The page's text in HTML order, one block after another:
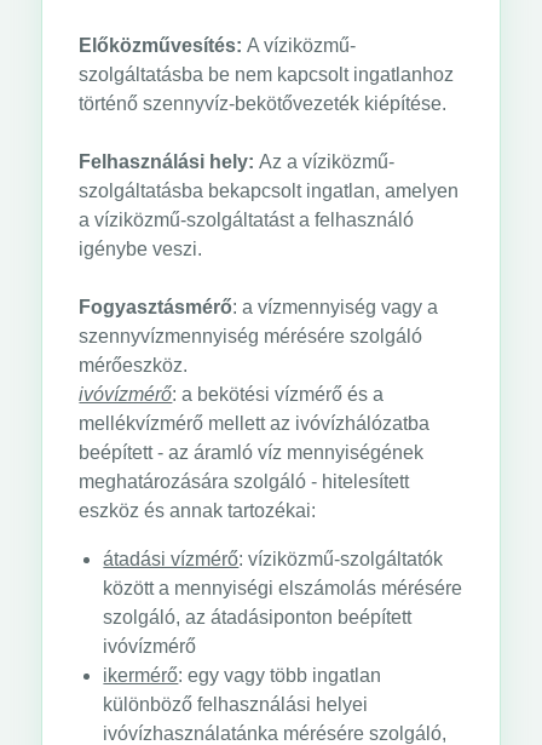
Előközművesítés: A víziközmű-
szolgáltatásba be nem kapcsolt ingatlanhoz
történő szennyvíz-bekötővezeték kiépítése.
Felhasználási hely: Az a víziközmű-
szolgáltatásba bekapcsolt ingatlan, amelyen
a víziközmű-szolgáltatást a felhasználó
igénybe veszi.
Fogyasztásmérő: a vízmennyiség vagy a
szennyvízmennyiség mérésére szolgáló
mérőeszköz.
ivóvízmérő: a bekötési vízmérő és a
mellékvízmérő mellett az ivóvízhálózatba
beépített - az áramló víz mennyiségének
meghatározására szolgáló - hitelesített
eszköz és annak tartozékai:
átadási vízmérő: víziközmű-szolgáltatók
között a mennyiségi elszámolás mérésére
szolgáló, az átadásiponton beépített
ivóvízmérő
ikermérő: egy vagy több ingatlan
különböző felhasználási helyei
ivóvízhasználatánka mérésére szolgáló,